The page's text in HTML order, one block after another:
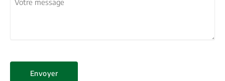
message